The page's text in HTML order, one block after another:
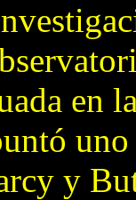
en
uno
y